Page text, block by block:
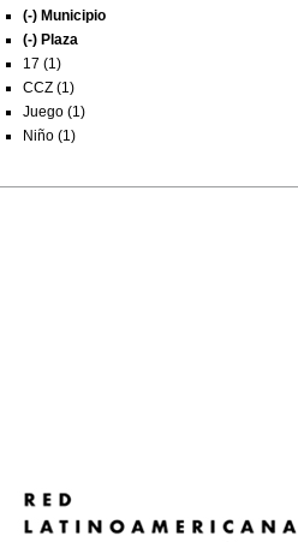
(-) Municipio
(-) Plaza
17 (1)
CCZ (1)
Juego (1)
Niño (1)